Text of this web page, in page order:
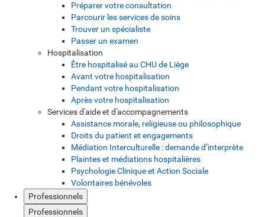
Préparer votre consultation
Parcourir les services de soins
Trouver un spécialiste
Passer un examen
Hospitalisation
Être hospitalisé au CHU de Liège
Avant votre hospitalisation
Pendant votre hospitalisation
Après votre hospitalisation
Services d'aide et d'accompagnements
Assistance morale, religieuse ou philosophique
Droits du patient et engagements
Médiation Interculturelle : demande d’interprète
Plaintes et médiations hospitalières
Psychologie Clinique et Action Sociale
Volontaires bénévoles
Professionnels
Professionnels